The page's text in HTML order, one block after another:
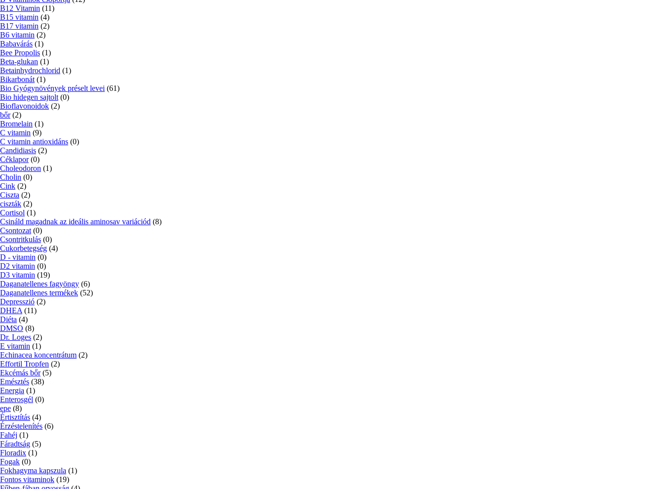
B12 Vitamin (11)
B15 vitamin (4)
B17 vitamin (2)
B6 vitamin (2)
Babavárás (1)
Bee Propolis (1)
Beta-glukan (1)
Betainhydrochlorid (1)
Bikarbonát (1)
Bio Gyógynövények préselt levei (61)
Bio hidegen sajtolt (0)
Bioflavonoidok (2)
bőr (2)
Bromelain (1)
C vitamin (9)
C vitamin antioxidáns (0)
Candidiasis (2)
Céklapor (0)
Choleodoron (1)
Cholin (0)
Cink (2)
Ciszta (2)
ciszták (2)
Cortisol (1)
Csináld magadnak az ideális aminosav variációd (8)
Csontozat (0)
Csontritkulás (0)
Cukorbetegség (4)
D - vitamin (0)
D2 vitamin (0)
D3 vitamin (19)
Daganatellenes fagyöngy (6)
Daganatellenes termékek (52)
Depresszió (2)
DHEA (11)
Diéta (4)
DMSO (8)
Dr. Loges (2)
E vitamin (1)
Echinacea koncentrátum (2)
Effortil Tropfen (2)
Ekcémás bőr (5)
Emésztés (38)
Energia (1)
Enterosgél (0)
epe (8)
Értisztítás (4)
Érzéstelenítés (6)
Fahéj (1)
Fáradtság (5)
Floradix (1)
Fogak (0)
Fokhagyma kapszula (1)
Fontos vitaminok (19)